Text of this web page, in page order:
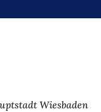
Wiesbaden